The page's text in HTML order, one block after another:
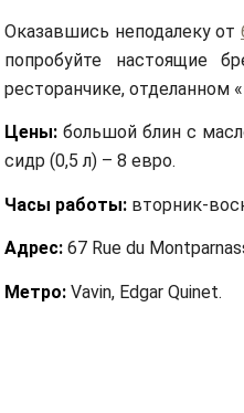
Оказавшись неподалеку от
попробуйте настоящие
ресторанчике, отделанном
Цены: большой блин с
сидр (0,5 л) – 8 евро.
Часы работы: вторник-
Адрес: 67 Rue du
Метро: Vavin, Edgar Quinet.